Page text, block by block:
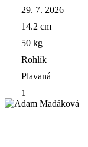
29. 7. 2026
14.2 cm
50 kg
Rohlík
Plavaná
1